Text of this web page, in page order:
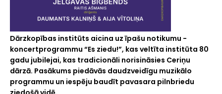
Dārzkopības institūts aicina uz īpašu notikumu -
koncertprogrammu “Es ziedu!”, kas veltīta institūta 80
gadu jubilejai, kas tradicionāli norisināsies Ceriņu
dārzā. Pasākums piedāvās daudzveidīgu muzikālo
programmu un iespēju baudīt pavasara pilnbriedu